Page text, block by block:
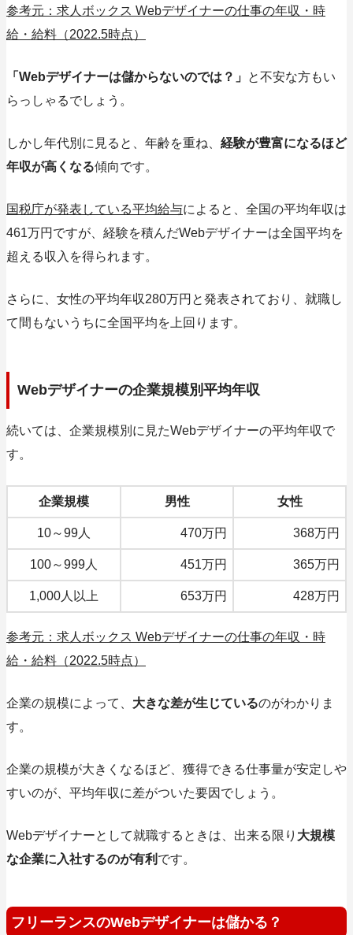
参考元：求人ボックス Webデザイナーの仕事の年収・時
給・給料（2022.5時点）
「Webデザイナーは儲からないのでは？」 と不安な方もい
らっしゃるでしょう。
しかし年代別に見ると、年齢を重ね、 経験が豊富になるほど
年収が高くなる傾向です。
国税庁が発表している平均給与によると、全国の平均年収は
461万円ですが、経験を積んだWebデザイナーは全国平均を
超える収入を得られます。
さらに、女性の平均年収280万円と発表されており、就職し
て間もないうちに全国平均を上回ります。
Webデザイナーの企業規模別平均年収
続いては、 企業規模別に見たWebデザイナーの平均年収で
す。
企業規模 男性 女性
10～99人 470万円 368万円
100～999人 451万円 365万円
1,000人以上 653万円 428万円
参考元：求人ボックス Webデザイナーの仕事の年収・時
給・給料（2022.5時点）
企業の規模によって、 大きな差が生じているのがわかりま
す。
企業の規模が大きくなるほど、獲得できる仕事量が安定しや
すいのが、平均年収に差がついた要因でしょう。
Webデザイナーとして就職するときは、出来る限り 大規模
な企業に入社するのが有利 です。
フリーランスのWebデザイナーは儲かる？